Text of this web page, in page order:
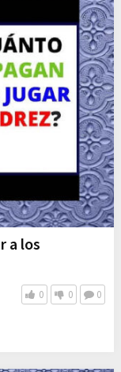
a los
0 0 0